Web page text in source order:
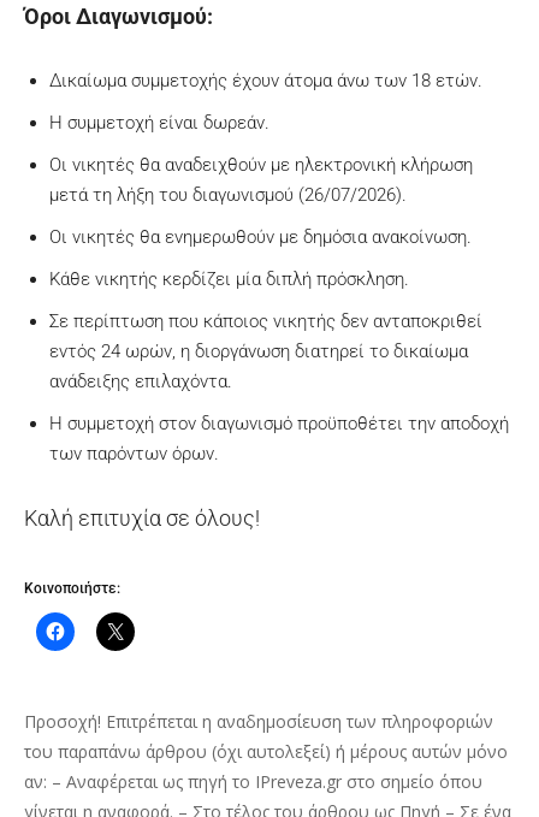
Όροι Διαγωνισμού:
Δικαίωμα συμμετοχής έχουν άτομα άνω των 18 ετών.
Η συμμετοχή είναι δωρεάν.
Οι νικητές θα αναδειχθούν με ηλεκτρονική κλήρωση
μετά τη λήξη του διαγωνισμού (26/07/2026).
Οι νικητές θα ενημερωθούν με δημόσια ανακοίνωση.
Κάθε νικητής κερδίζει μία διπλή πρόσκληση.
Σε περίπτωση που κάποιος νικητής δεν ανταποκριθεί
εντός 24 ωρών, η διοργάνωση διατηρεί το δικαίωμα
ανάδειξης επιλαχόντα.
Η συμμετοχή στον διαγωνισμό προϋποθέτει την αποδοχή
των παρόντων όρων.
Καλή επιτυχία σε όλους!
Κοινοποιήστε:
Προσοχή! Επιτρέπεται η αναδημοσίευση των πληροφοριών
του παραπάνω άρθρου (όχι αυτολεξεί) ή μέρους αυτών μόνο
αν: – Αναφέρεται ως πηγή το IPreveza.gr στο σημείο όπου
γίνεται η αναφορά. – Στο τέλος του άρθρου ως Πηγή – Σε ένα